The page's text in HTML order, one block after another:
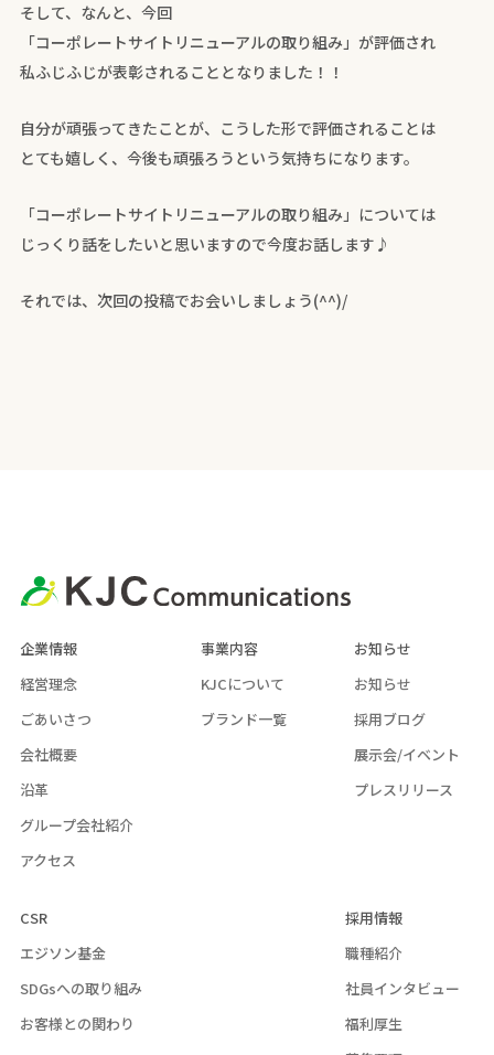
そして、なんと、今回
「コーポレートサイトリニューアルの取り組み」が評価され
私ふじふじが表彰されることとなりました！！
自分が頑張ってきたことが、こうした形で評価されることは
とても嬉しく、今後も頑張ろうという気持ちになります。
「コーポレートサイトリニューアルの取り組み」については
じっくり話をしたいと思いますので今度お話します♪
それでは、次回の投稿でお会いしましょう(^^)/
企業情報
経営理念
ごあいさつ
会社概要
沿革
グループ会社紹介
アクセス
事業内容
KJCについて
ブランド一覧
お知らせ
お知らせ
採用ブログ
展示会/イベント
プレスリリース
CSR
エジソン基金
SDGsへの取り組み
お客様との関わり
採用情報
職種紹介
社員インタビュー
福利厚生